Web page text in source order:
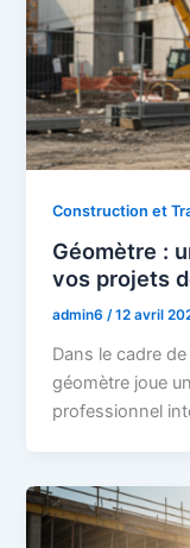
Construction et
Géomètre :
vos projets
admin6/12 avril
Dans le cadre
géomètre joue
professionnel